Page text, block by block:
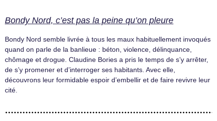
Bondy Nord, c’est pas la peine qu’on pleure
Bondy Nord semble livrée à tous les maux habituellement invoqués
quand on parle de la banlieue : béton, violence, délinquance,
chômage et drogue. Claudine Bories a pris le temps de s’y arrêter,
de s’y promener et d’interroger ses habitants. Avec elle,
découvrons leur formidable espoir d’embellir et de faire revivre leur
cité.